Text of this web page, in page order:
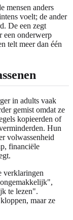
mensen anders
voelt; de ander
De een zegt
een onderwerp
telt meer dan één
in adults vaak
gemist omdat ze
kopieerden of
Hun
volwassenheid
financiële
verklaringen
te lezen".
maar ze